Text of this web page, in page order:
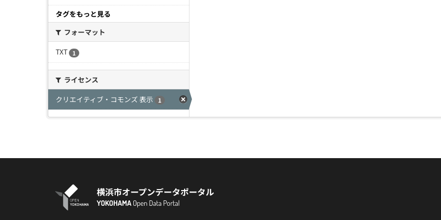
タグをもっと見る
フォーマット
TXT
1
ライセンス
クリエイティブ・コモンズ 表示
1